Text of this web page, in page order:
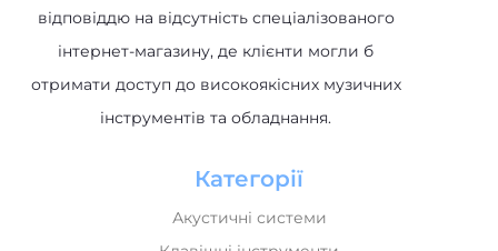
Музичне обладнання
Гітари та обладнання
Ударні інструменти
DJ обладнання
HiFi та HiEnd техніка
Домашнє аудіо